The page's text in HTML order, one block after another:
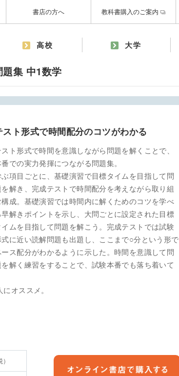
書店の方へ 教科書購入のご案内
高校 大学
集 中1数学
スト形式で時間配分のコツがわかる
スト形式で時間を意識しながら問題を解くことで、
での実力発揮につながる問題集。
項目ごとに、基礎演習で目標タイムを目指して問
を解き、完成テストで時間配分を考えながら取り組
構成。基礎演習では時間内に解くためのコツを学べ
早解きポイントを示し、大問ごとに設定された目標
イムを目指して問題を解こう。完成テストでは試験
式に近い読解問題も出題し、ここまで○分という形で
ス配分がわかるように示した。時間を意識して問
を解く練習をすることで、試験本番でも落ち着いて
オススメ。